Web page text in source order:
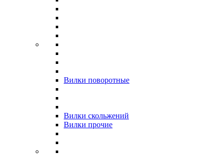
Вилки поворотные
Вилки скольжений
Вилки прочие